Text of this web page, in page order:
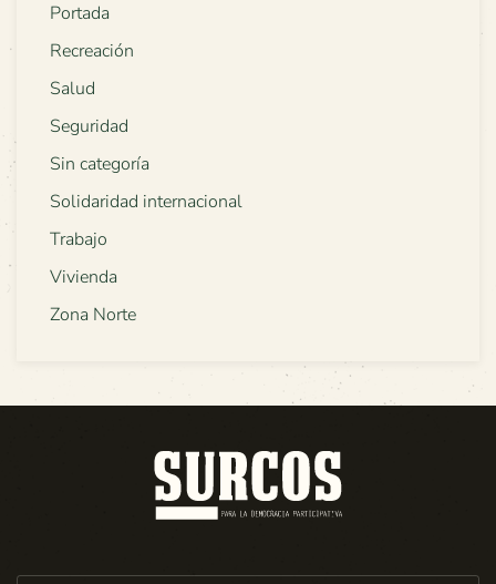
Portada
Recreación
Salud
Seguridad
Sin categoría
Solidaridad internacional
Trabajo
Vivienda
Zona Norte